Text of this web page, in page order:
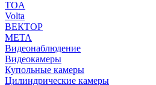
TOA
Volta
ВЕКТОР
МЕТА
Видеонаблюдение
Видеокамеры
Купольные камеры
Цилиндрические камеры